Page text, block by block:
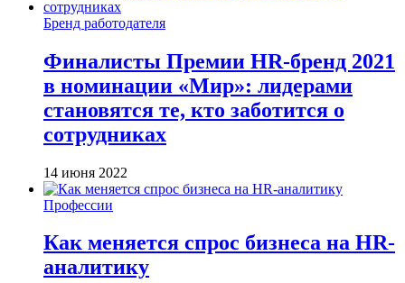
Бренд работодателя
Финалисты Премии HR-бренд 2021
в номинации «Мир»: лидерами
становятся те, кто заботится о
сотрудниках
14 июня 2022
Профессии
Как меняется спрос бизнеса на HR-
аналитику